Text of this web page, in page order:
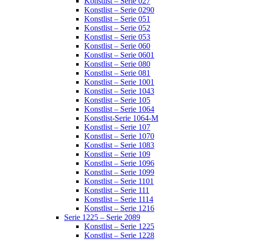
Konstlist – Serie 0290
Konstlist – Serie 051
Konstlist – Serie 052
Konstlist – Serie 053
Konstlist – Serie 060
Konstlist – Serie 0601
Konstlist – Serie 080
Konstlist – Serie 081
Konstlist – Serie 1001
Konstlist – Serie 1043
Konstlist – Serie 105
Konstlist – Serie 1064
Konstlist-Serie 1064-M
Konstlist – Serie 107
Konstlist – Serie 1070
Konstlist – Serie 1083
Konstlist – Serie 109
Konstlist – Serie 1096
Konstlist – Serie 1099
Konstlist – Serie 1101
Konstlist – Serie 111
Konstlist – Serie 1114
Konstlist – Serie 1216
Serie 1225 – Serie 2089
Konstlist – Serie 1225
Konstlist – Serie 1228